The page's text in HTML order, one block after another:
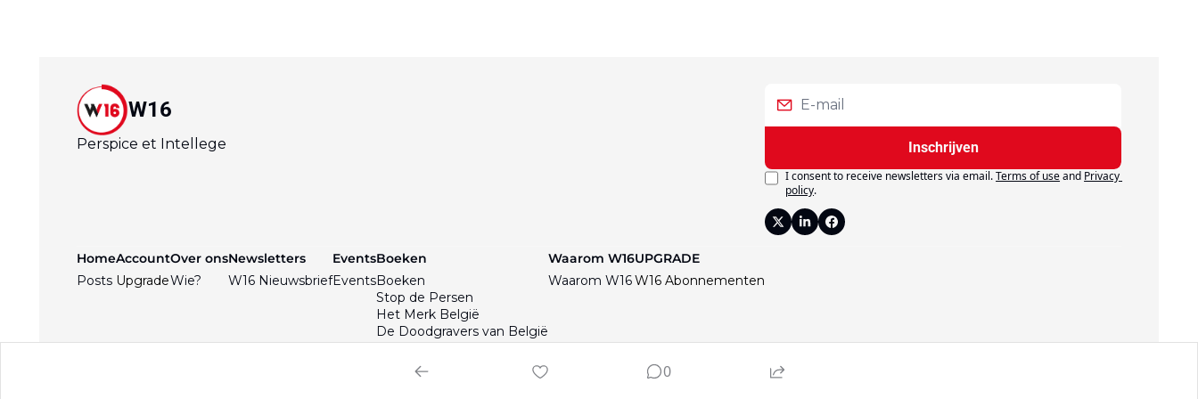
W16
Perspice et Intellege Inschrijven
I consent to receive newsletters via email.Terms of useand Privacy
policy.
Home
Posts
Account
Upgrade
Over ons
Wie?
Newsletters
W16 Nieuwsbrief
Events
Events
Boeken
Boeken
Stop de Persen
Het Merk België
De Doodgravers van België
Bpost Hold-up
De Val van België
Waarom W16
Waarom W16
UPGRADE
W16 Abonnementen
0